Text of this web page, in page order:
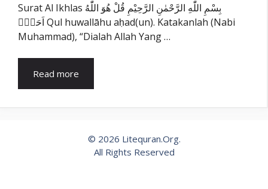
Surat Al Ikhlas بِسْمِ اللّٰهِ الرَّحْمٰنِ الرَّحِيْمِ قُلْ هُوَ اللّٰهُ
اَحَدٌۚ Qul huwallāhu aḥad(un). Katakanlah (Nabi
Muhammad), “Dialah Allah Yang …
Read more
© 2026 Litequran.Org.
All Rights Reserved